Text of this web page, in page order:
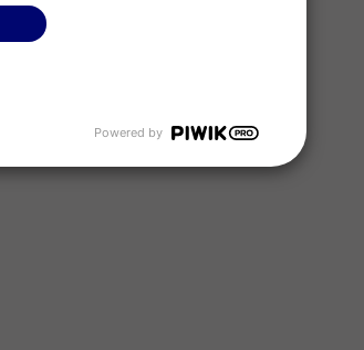
Powered by